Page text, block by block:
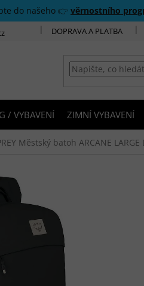
do našeho 👉 věrnostního
DOPRAVA A PLATBA
/ VYBAVENÍ ZIMNÍ VYBAVENÍ
Městský batoh ARCANE